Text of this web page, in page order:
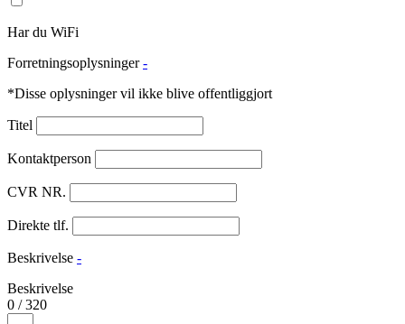
Har du WiFi
Forretningsoplysninger -
*Disse oplysninger vil ikke blive offentliggjort
Titel
Kontaktperson
CVR NR.
Direkte tlf.
Beskrivelse -
Beskrivelse
0 /320